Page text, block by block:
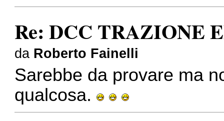
Re: DCC TRAZIONE
da Roberto Fainelli
Sarebbe da provare ma
qualcosa.